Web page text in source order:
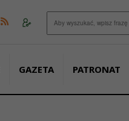
GAZETA PATRONAT